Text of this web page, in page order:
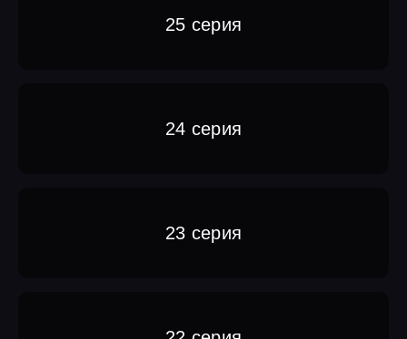
25 серия
24 серия
23 серия